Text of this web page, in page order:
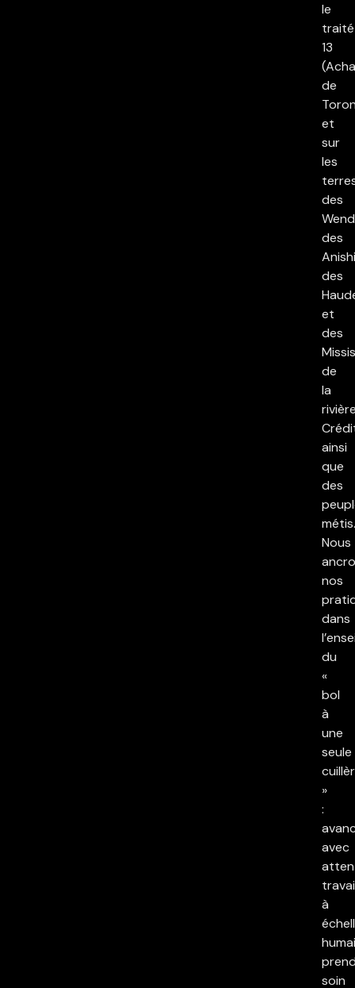
le
traité
13
de
et
sur
les
des
des
des
et
des
de
la
ainsi
que
des
métis.
Nous
nos
dans
du
«
bol
à
une
seule
»
:
avec
à
soin